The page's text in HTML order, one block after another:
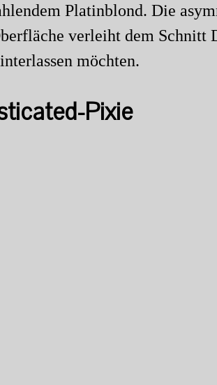
Platinblond. Die
verleiht dem
möchten.
Pixie